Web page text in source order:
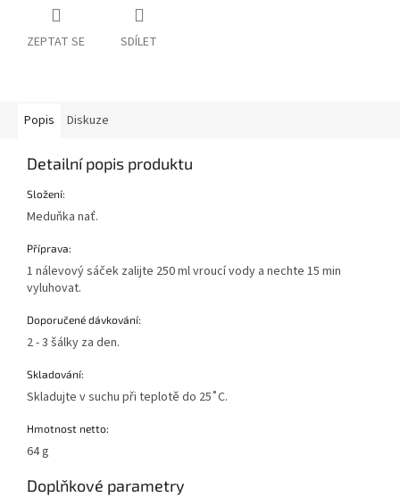
ZEPTAT SE SDÍLET
Popis Diskuze
Detailní popis produktu
Složení:
Meduňka nať.
Příprava:
1 nálevový sáček zalijte 250 ml vroucí vody a nechte 15 min
vyluhovat.
Doporučené dávkování:
2 - 3 šálky za den.
Skladování:
Skladujte v suchu při teplotě do 25˚C.
Hmotnost netto:
64 g
Doplňkové parametry